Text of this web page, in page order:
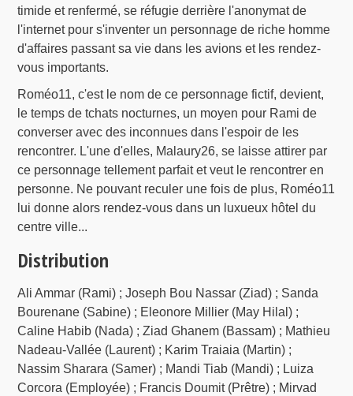
timide et renfermé, se réfugie derrière l'anonymat de
l'internet pour s'inventer un personnage de riche homme
d'affaires passant sa vie dans les avions et les rendez-
vous importants.
Roméo11, c'est le nom de ce personnage fictif, devient,
le temps de tchats nocturnes, un moyen pour Rami de
converser avec des inconnues dans l'espoir de les
rencontrer. L'une d'elles, Malaury26, se laisse attirer par
ce personnage tellement parfait et veut le rencontrer en
personne. Ne pouvant reculer une fois de plus, Roméo11
lui donne alors rendez-vous dans un luxueux hôtel du
centre ville...
Distribution
Ali Ammar (Rami) ; Joseph Bou Nassar (Ziad) ; Sanda
Bourenane (Sabine) ; Eleonore Millier (May Hilal) ;
Caline Habib (Nada) ; Ziad Ghanem (Bassam) ; Mathieu
Nadeau-Vallée (Laurent) ; Karim Traiaia (Martin) ;
Nassim Sharara (Samer) ; Mandi Tiab (Mandi) ; Luiza
Corcora (Employée) ; Francis Doumit (Prêtre) ; Mirvad